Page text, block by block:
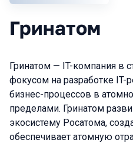
Гринатом
Гринатом — IT-компания в
фокусом на разработке
бизнес-процессов в
пределами. Гринатом
экосистему Росатома,
обеспечивает атомную